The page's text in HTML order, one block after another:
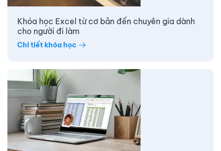
Khóa học Excel từ cơ bản đến chuyên gia dành
cho người đi làm
Chi tiết khóa học